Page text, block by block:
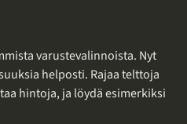
varustevalinnoista. Nyt
helposti. Rajaa telttoja
hintoja, ja löydä esimerkiksi